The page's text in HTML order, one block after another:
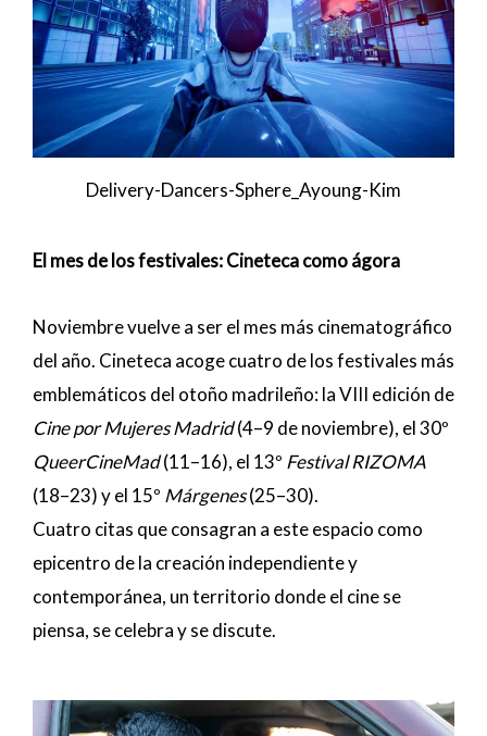
Delivery-Dancers-Sphere_Ayoung-Kim
El mes de los festivales: Cineteca como ágora
Noviembre vuelve a ser el mes más cinematográfico
del año. Cineteca acoge cuatro de los festivales más
emblemáticos del otoño madrileño: la VIII edición de
Cine por Mujeres Madrid(4–9 de noviembre), el 30º
QueerCineMad(11–16), el 13º Festival RIZOMA
(18–23) y el 15º Márgenes(25–30).
Cuatro citas que consagran a este espacio como
epicentro de la creación independiente y
contemporánea, un territorio donde el cine se
piensa, se celebra y se discute.